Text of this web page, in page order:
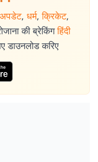
, धर्म, क्रिकेट,
की ब्रेकिंग हिंदी
डाउनलोड करिए